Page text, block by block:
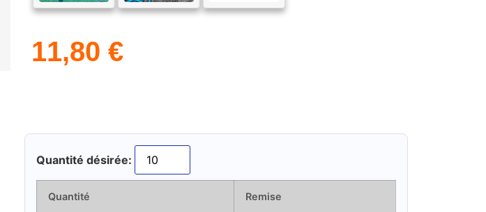
11,80 €
Quantité désirée:
Quantité Remise